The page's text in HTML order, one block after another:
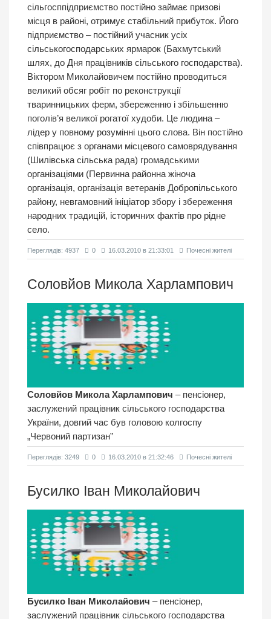
сільгосппідприємство постійно займає призові
місця в районі, отримує стабільний прибуток. Його
підприємство – постійний учасник усіх
сільськогосподарських ярмарок (Бахмутський
шлях, до Дня працівників сільського господарства).
Віктором Миколайовичем постійно проводиться
великий обсяг робіт по реконструкції
тваринницьких ферм, збереженню і збільшенню
поголів’я великої рогатої худоби. Це людина –
лідер у повному розумінні цього слова. Він постійно
співпрацює з органами місцевого самоврядування
(Шилівська сільська рада) громадськими
організаціями (Первинна районна жіноча
організація, організація ветеранів Добропільського
району, невгамовний ініціатор збору і збереження
народних традицій, історичних фактів про рідне
село.
Переглядiв: 4937 0 16.03.2010 в 21:33:01 Почесні жителі
Соловйов Микола Харлампович
Соловйов Микола Харлампович – пенсіонер,
заслужений працівник сільського господарства
України, довгий час був головою колгоспу
„Червоний партизан”
Переглядiв: 3249 0 16.03.2010 в 21:32:46 Почесні жителі
Бусилко Іван Миколайович
Бусилко Іван Миколайович – пенсіонер,
заслужений працівник сільського господарства